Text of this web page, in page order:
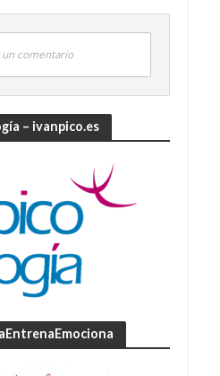
un comentario
– ivanpico.es